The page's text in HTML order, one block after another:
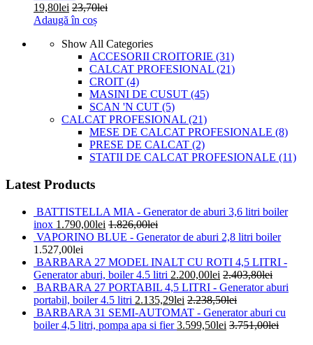
19,80lei 23,70lei
Adaugă în coș
Show All Categories
ACCESORII CROITORIE (31)
CALCAT PROFESIONAL (21)
CROIT (4)
MASINI DE CUSUT (45)
SCAN 'N CUT (5)
CALCAT PROFESIONAL (21)
MESE DE CALCAT PROFESIONALE (8)
PRESE DE CALCAT (2)
STATII DE CALCAT PROFESIONALE (11)
Latest Products
BATTISTELLA MIA - Generator de aburi 3,6 litri boiler
inox 1.790,00lei 1.826,00lei
VAPORINO BLUE - Generator de aburi 2,8 litri boiler
1.527,00lei
BARBARA 27 MODEL INALT CU ROTI 4,5 LITRI -
Generator aburi, boiler 4.5 litri 2.200,00lei 2.403,80lei
BARBARA 27 PORTABIL 4,5 LITRI - Generator aburi
portabil, boiler 4.5 litri 2.135,29lei 2.238,50lei
BARBARA 31 SEMI-AUTOMAT - Generator aburi cu
boiler 4,5 litri, pompa apa si fier 3.599,50lei 3.751,00lei